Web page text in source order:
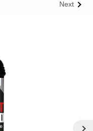
Next